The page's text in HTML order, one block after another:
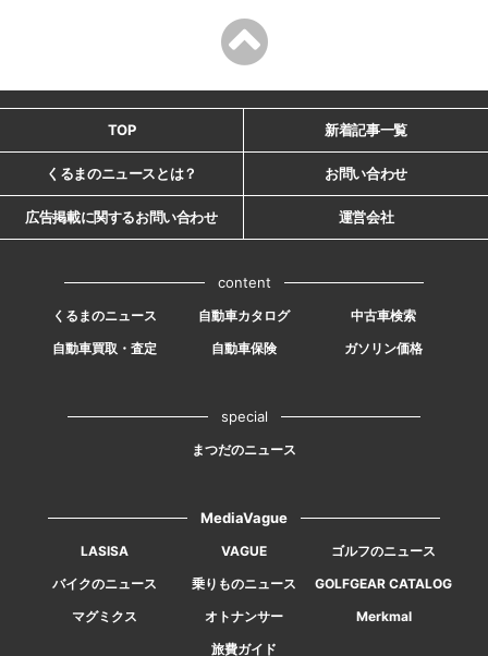
TOP 新着記事一覧
くるまのニュースとは？ お問い合わせ
広告掲載に関するお問い合わせ 運営会社
content
くるまのニュース 自動車カタログ
中古車検索
自動車買取・査定
自動車保険 ガソリン価格
special
まつだのニュース
MediaVague
LASISA VAGUE
ゴルフのニュース
バイクのニュース
乗りものニュース
GOLFGEAR CATALOG
マグミクス
オトナンサー
Merkmal
旅費ガイド